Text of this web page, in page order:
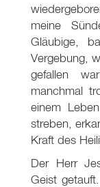
meine
Gläubige,
Vergebung,
gefallen
manchmal
einem
streben,
Kraft des
Der Herr
Geist